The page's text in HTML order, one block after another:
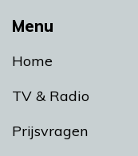
Menu
Home
TV & Radio
Prijsvragen